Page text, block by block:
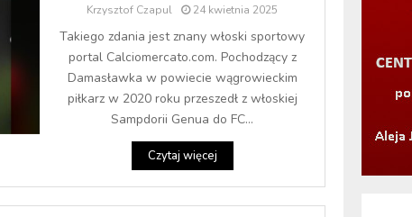
Krzysztof Czapul 24 kwietnia 2025
Takiego zdania jest znany włoski sportowy
portal Calciomercato.com. Pochodzący z
Damasławka w powiecie wągrowieckim
piłkarz w 2020 roku przeszedł z włoskiej
Sampdorii Genua do FC...
Czytaj więcej